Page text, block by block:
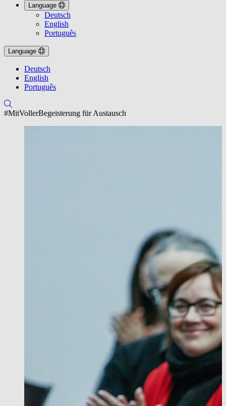
Language
Deutsch
English
Português
Language
Deutsch
English
Português
#MitVollerBegeisterung für Austausch